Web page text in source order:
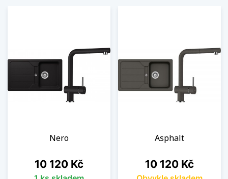
Nero
Cena
10 120 Kč
Asphalt
Cena
10 120 Kč